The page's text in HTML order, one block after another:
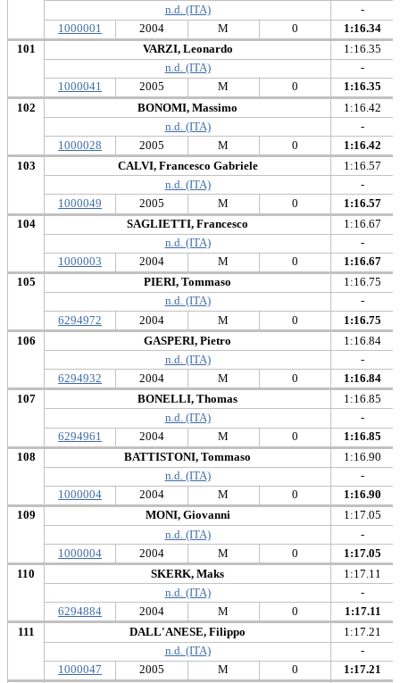
1000001 2004 M
n.d. (ITA)
-
1:16.34
0
101
1000041
VARZI, Leonardo
2005 M
n.d. (ITA)
1:16.35
-
1:16.35
0
102
1000028
BONOMI, Massimo
2005 M
n.d. (ITA)
1:16.42
-
1:16.42
0
103
1000049
CALVI, Francesco Gabriele
2005 M
n.d. (ITA)
1:16.57
-
1:16.57
0
104
1000003
SAGLIETTI, Francesco
2004 M
n.d. (ITA)
1:16.67
-
1:16.67
0
105
6294972
PIERI, Tommaso
2004 M
n.d. (ITA)
1:16.75
-
1:16.75
0
106
6294932
GASPERI, Pietro
2004 M
n.d. (ITA)
1:16.84
-
1:16.84
0
107
6294961
BONELLI, Thomas
2004 M
n.d. (ITA)
1:16.85
-
1:16.85
0
108
1000004
BATTISTONI, Tommaso
2004 M
n.d. (ITA)
1:16.90
-
1:16.90
0
109
1000004
MONI, Giovanni
2004 M
n.d. (ITA)
1:17.05
-
1:17.05
0
110
6294884
SKERK, Maks
2004 M
n.d. (ITA)
1:17.11
-
1:17.11
0
111
1000047
DALL'ANESE, Filippo
2005 M
n.d. (ITA)
1:17.21
-
1:17.21
0